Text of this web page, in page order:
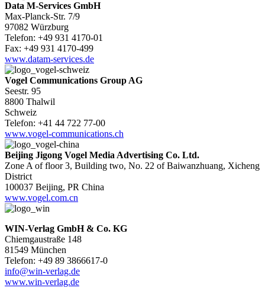
Data M-Services GmbH
Max-Planck-Str. 7/9
97082 Würzburg
Telefon: +49 931 4170-01
Fax: +49 931 4170-499
www.datam-services.de
Vogel Communications Group AG
Seestr. 95
8800 Thalwil
Schweiz
Telefon: +41 44 722 77-00
www.vogel-communications.ch
Beijing Jigong Vogel Media Advertising Co. Ltd.
Zone A of floor 3, Building two, No. 22 of Baiwanzhuang, Xicheng
District
100037 Beijing, PR China
www.vogel.com.cn
WIN-Verlag GmbH & Co. KG
Chiemgaustraße 148
81549 München
Telefon: +49 89 3866617-0
info@win-verlag.de
www.win-verlag.de